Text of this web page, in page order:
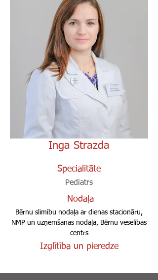
Inga Strazda
Specialitāte
Pediatrs
Nodaļa
Bērnu slimību nodaļa ar dienas stacionāru,
NMP un uzņemšanas nodaļa, Bērnu veselības
centrs
Izglītība un pieredze